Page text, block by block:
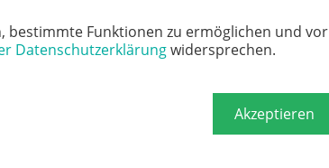
bestimmte Funktionen zu ermöglichen und vor
Datenschutzerklärungwidersprechen.
Akzeptieren